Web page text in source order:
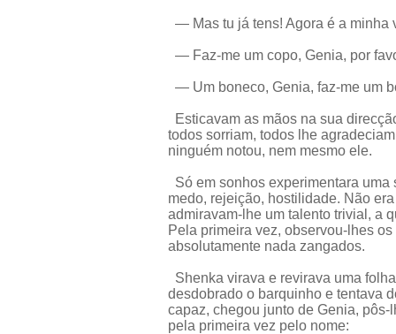
— Mas tu já tens! Agora é a minha
— Faz-me um copo, Genia, por
— Um boneco, Genia, faz-me um
Esticavam as mãos na sua
todos sorriam, todos lhe
ninguém notou, nem mesmo ele.
Só em sonhos experimentara
medo, rejeição, hostilidade. Não
admiravam-lhe um talento trivial, a
Pela primeira vez, observou-lhes
absolutamente nada zangados.
Shenka virava e revirava uma
desdobrado o barquinho e tentava
capaz, chegou junto de Genia,
pela primeira vez pelo nome: